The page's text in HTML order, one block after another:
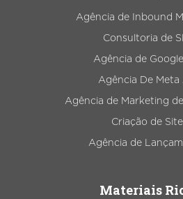
Agência de Inbound
Consultoria de
Agência de
Agência De Meta
Agência de Marketing
Criação de
Agência de
Materiais